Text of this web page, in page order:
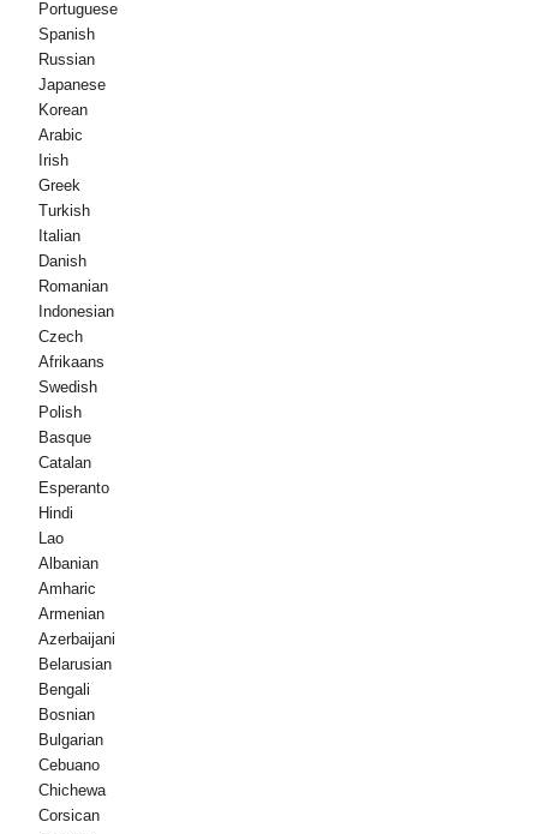
Portuguese
Spanish
Russian
Japanese
Korean
Arabic
Irish
Greek
Turkish
Italian
Danish
Romanian
Indonesian
Czech
Afrikaans
Swedish
Polish
Basque
Catalan
Esperanto
Hindi
Lao
Albanian
Amharic
Armenian
Azerbaijani
Belarusian
Bengali
Bosnian
Bulgarian
Cebuano
Chichewa
Corsican